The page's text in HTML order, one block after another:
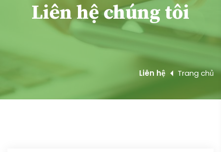
Liên hệ chúng tôi
Trang chủ
Liên hệ